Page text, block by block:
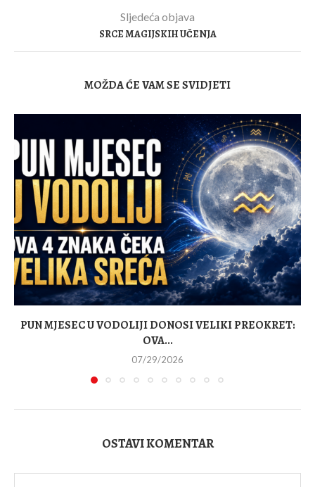
Sljedeća objava
SRCE MAGIJSKIH UČENJA
MOŽDA ĆE VAM SE SVIDJETI
PUN MJESEC U VODOLIJI DONOSI VELIKI PREOKRET:
OVA...
07/29/2026
OSTAVI KOMENTAR